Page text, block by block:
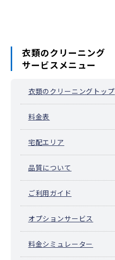
衣類のクリーニング
サービスメニュー
衣類のクリーニングトップ
料金表
宅配エリア
品質について
ご利用ガイド
オプションサービス
料金シミュレーター